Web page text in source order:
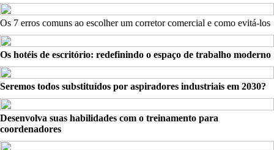
Os 7 erros comuns ao escolher um corretor comercial e como evitá-los
Os hotéis de escritório: redefinindo o espaço de trabalho moderno
Seremos todos substituídos por aspiradores industriais em 2030?
Desenvolva suas habilidades com o treinamento para
coordenadores